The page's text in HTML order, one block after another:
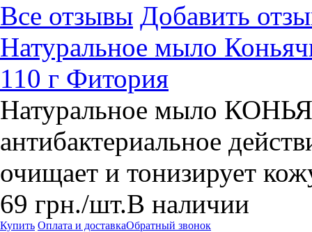
Все отзывы Добавить
Натуральное мыло
110 г Фитория
Натуральное мыло
антибактериальное
очищает и тонизирует
69 грн./шт.В наличии
Купить Оплата и доставкаОбратный звонок